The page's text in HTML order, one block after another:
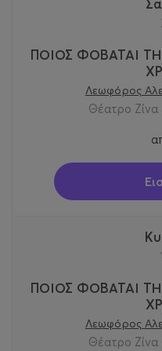
ΠΟΙΟΣ ΦΟΒΑΤΑΙ
Λεωφόρος
Θέατρο Ζίνα
ΠΟΙΟΣ ΦΟΒΑΤΑΙ
Λεωφόρος
Θέατρο Ζίνα